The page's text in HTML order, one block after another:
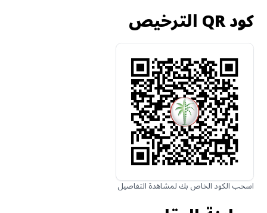
كود QR الترخيص
اسحب الكود الخاص بك لمشاهدة التفاصيل